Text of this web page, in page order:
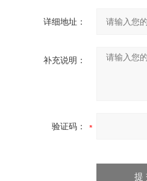
详细地址：
补充说明：
验证码：